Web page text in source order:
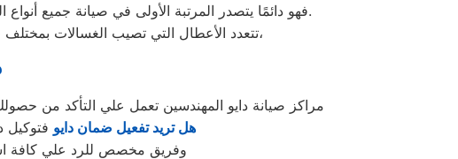
فهو دائمًا يتصدر المرتبة الأولى في صيانة جميع أنواع الغسالات الخاصة بماركة دايو تحت أيدي أنسب المهندسين، مع مراعاة توفير أفضل خدمات الدعم الفنى.
تتعدد الأعطال التي تصيب الغسالاتاوتوماتيك، واخرى فوق اوتوماتيك، والنصف اتوماتيك،
مراكز صيانة دايو المهندسين تعمل علي التأكد من
هل تريد تفعيل ضمان دايو فتوكيل
وفريق مخصص للرد علي كافة اسئلتكم علي مدار 24 ساعة في حالة